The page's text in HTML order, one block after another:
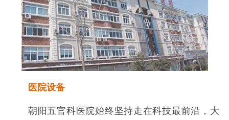
医院设备
朝阳五官科医院始终坚持走在科技最前沿，大